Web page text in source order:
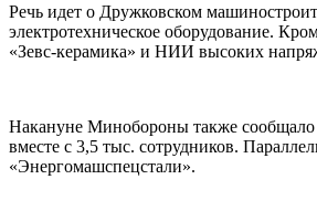
Речь идет о Дружковском
электротехническое оборудование.
«Зевс-керамика» и НИИ высоких
Накануне Минобороны также сообщало
вместе с 3,5 тыс. сотрудников.
«Энергомашспецстали».